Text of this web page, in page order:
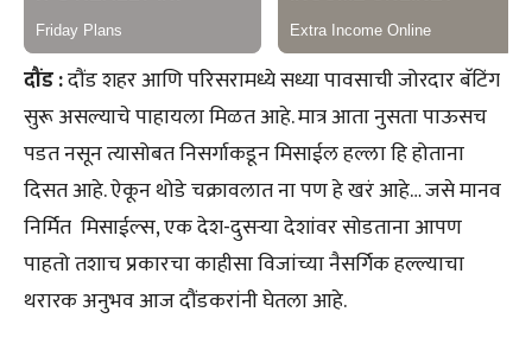
दौंड :दौंड शहर आणि परिसरामध्ये सध्या पावसाची जोरदार बॅटिंग
सुरू असल्याचे पाहायला मिळत आहे. मात्र आता नुसता पाऊसच
पडत नसून त्यासोबत निसर्गाकडून मिसाईल हल्ला हि होताना
दिसत आहे. ऐकून थोडे चक्रावलात ना पण हे खरं आहे… जसे मानव
निर्मित मिसाईल्स, एक देश-दुसऱ्या देशांवर सोडताना आपण
पाहतो तशाच प्रकारचा काहीसा विजांच्या नैसर्गिक हल्ल्याचा
थरारक अनुभव आज दौंडकरांनी घेतला आहे.